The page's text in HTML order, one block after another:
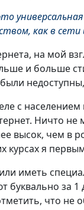
как в
на мой
и больше
с
Ничто не
высок, чем
курсах я
иметь
за 1
что не